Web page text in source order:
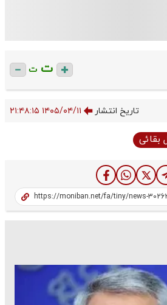
ت ت
تاریخ انتشار ۱۴۰۵/۰۴/۱۱ ۲۱:۴۸:۱۵
بقائی